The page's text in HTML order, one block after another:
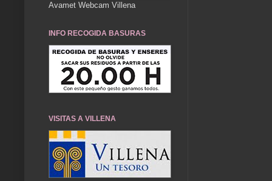
Avamet Webcam Villena
INFO RECOGIDA BASURAS
VISITAS A VILLENA